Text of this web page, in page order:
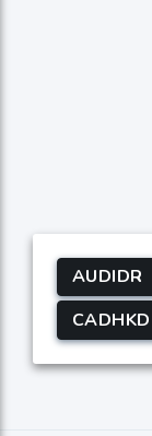
AUDIDR
CADHKD